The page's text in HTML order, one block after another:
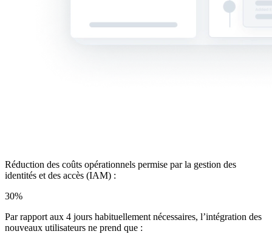
Réduction des coûts opérationnels permise par la gestion des
identités et des accès (IAM) :
30%
Par rapport aux 4 jours habituellement nécessaires, l’intégration des
nouveaux utilisateurs ne prend que :